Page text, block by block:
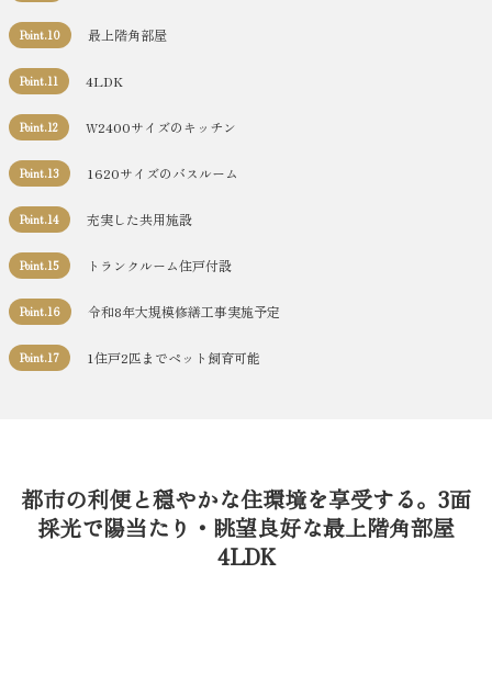
Point.10 最上階角部屋
Point.11 4LDK
Point.12 W2400サイズのキッチン
Point.13 1620サイズのバスルーム
Point.14 充実した共用施設
Point.15 トランクルーム住戸付設
Point.16 令和8年大規模修繕工事実施予定
Point.17 1住戸2匹までペット飼育可能
都市の利便と穏やかな住環境を享受する。3面
採光で陽当たり・眺望良好な最上階角部屋
4LDK